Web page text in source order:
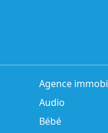
Agence
Audio
Bébé